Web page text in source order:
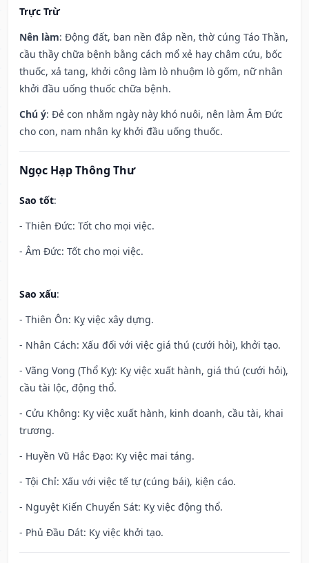
Trực Trừ
Nên làm: Động đất, ban nền đắp nền, thờ cúng Táo Thần,
cầu thầy chữa bệnh bằng cách mổ xẻ hay châm cứu, bốc
thuốc, xả tang, khởi công làm lò nhuộm lò gốm, nữ nhân
khởi đầu uống thuốc chữa bệnh.
Chú ý: Đẻ con nhằm ngày này khó nuôi, nên làm Âm Đức
cho con, nam nhân kỵ khởi đầu uống thuốc.
Ngọc Hạp Thông Thư
Sao tốt:
- Thiên Đức: Tốt cho mọi việc.
- Âm Đức: Tốt cho mọi việc.
Sao xấu:
- Thiên Ôn: Kỵ việc xây dựng.
- Nhân Cách: Xấu đối với việc giá thú (cưới hỏi), khởi tạo.
- Vãng Vong (Thổ Kỵ): Kỵ việc xuất hành, giá thú (cưới hỏi),
cầu tài lộc, động thổ.
- Cửu Không: Kỵ việc xuất hành, kinh doanh, cầu tài, khai
trương.
- Huyền Vũ Hắc Đạo: Kỵ việc mai táng.
- Tội Chỉ: Xấu với việc tế tự (cúng bái), kiện cáo.
- Nguyệt Kiến Chuyển Sát: Kỵ việc động thổ.
- Phủ Đầu Dát: Kỵ việc khởi tạo.